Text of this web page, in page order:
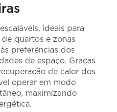
ideais para
quartos e zonas
preferências dos
de espaço. Graças
de calor dos
operar em modo
maximizando